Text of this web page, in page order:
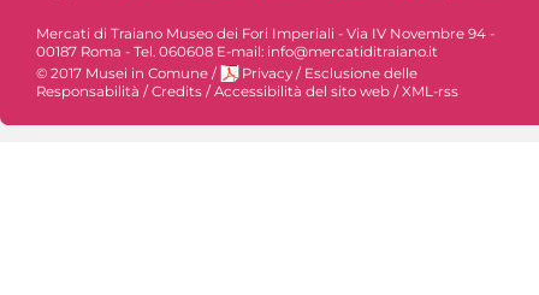
Mercati di Traiano Museo dei Fori Imperiali - Via IV Novembre 94 -
00187 Roma - Tel. 060608 E-mail: info@mercatiditraiano.it
© 2017 Musei in Comune / Privacy / Esclusione delle
Responsabilità /Credits /Accessibilità del sito web /XML-rss